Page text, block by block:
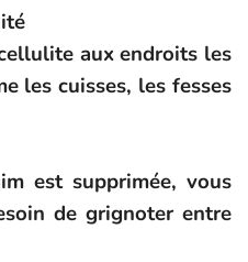
aux endroits les
les cuisses, les fesses
est supprimée, vous
de grignoter entre